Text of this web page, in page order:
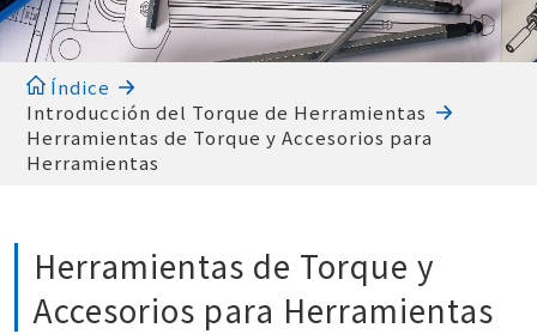
Índice
Introducción del Torque de Herramientas
Herramientas de Torque y Accesorios para
Herramientas
Herramientas de Torque y
Accesorios para Herramientas